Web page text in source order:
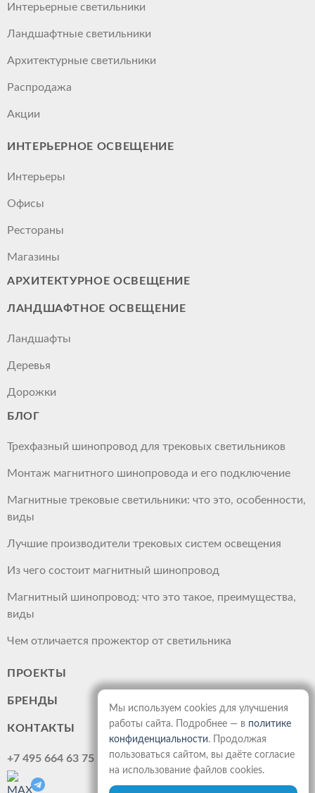
Интерьерные светильники
Ландшафтные светильники
Архитектурные светильники
Распродажа
Акции
ИНТЕРЬЕРНОЕ ОСВЕЩЕНИЕ
Интерьеры
Офисы
Рестораны
Магазины
АРХИТЕКТУРНОЕ ОСВЕЩЕНИЕ
ЛАНДШАФТНОЕ ОСВЕЩЕНИЕ
Ландшафты
Деревья
Дорожки
БЛОГ
Трехфазный шинопровод для трековых светильников
Монтаж магнитного шинопровода и его подключение
Магнитные трековые светильники: что это, особенности,
виды
Лучшие производители трековых систем освещения
Из чего состоит магнитный шинопровод
Магнитный шинопровод: что это такое, преимущества,
виды
Чем отличается прожектор от светильника
ПРОЕКТЫ
БРЕНДЫ
КОНТАКТЫ
+7 495 664 63 75
Мы используем cookies для улучшения
работы сайта. Подробнее — в политике
конфиденциальности. Продолжая
пользоваться сайтом, вы даёте согласие
на использование файлов cookies.